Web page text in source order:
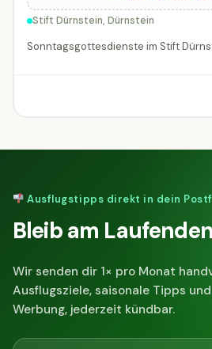
Stift Dürnstein, Dürnstein
Sonntagsgottesdienste im Stift
Ausflugstipps direkt in dein
Bleib am Laufenden
Wir senden dir 1× pro Monat
Ausflugsziele, saisonale Tipps
Werbung, jederzeit kündbar.